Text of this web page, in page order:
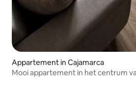
Appartement in Cajamarca
Mooi appartement in het centrum